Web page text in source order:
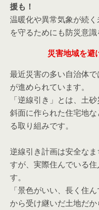
援も！
温暖化や異常気象が続
を守るためにも防災意
災害地域を避
最近災害の多い自治体で
が進められています。
「逆線引き」とは、土
斜面に作られた住宅地
る取り組みです。
逆線引き計画は安全な
すが、実際住んでいる
す。
「景色がいい、長く住
から受け継いだ土地だ